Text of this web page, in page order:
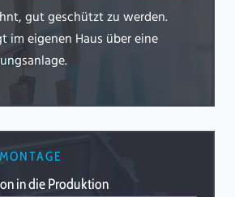
gut geschützt zu werden.
im eigenen Haus über eine
in die Produktion